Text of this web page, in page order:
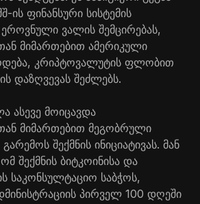
ის ფინანსური სისტემის
ვალის შემცირებას,
მიმართებით ამერიკული
კრიპტოვალუტის ფლობით
დაზღვევას შეძლებს.
ასევე მოიცავდა
მიმართებით მეგობრული
შექმნის ინიციატივას. მან
შექმნის ბიტკოინისა და
საკონსულტაციო საბჭოს,
პირველ 100 დღეში